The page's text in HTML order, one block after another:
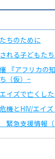
ちのために
れる子どもた
『アフリカ
（仮）−
イズで亡くし
機とHIV/エイ
緊急支援情報